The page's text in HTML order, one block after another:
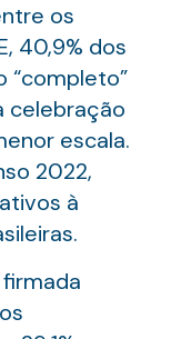
os
40,9% dos
“completo”
celebração
escala.
2022,
à